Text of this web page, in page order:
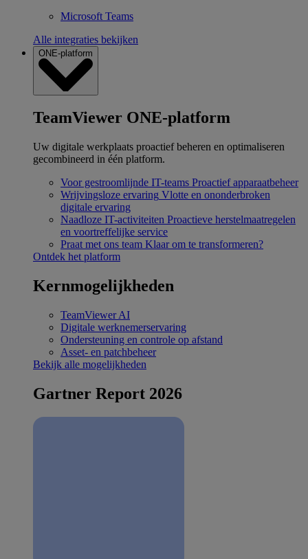
Microsoft Teams
Alle integraties bekijken
ONE-platform
TeamViewer ONE-platform
Uw digitale werkplaats proactief beheren en optimaliseren
gecombineerd in één platform.
Voor gestroomlijnde IT-teams Proactief apparaatbeheer
Wrijvingsloze ervaring Vlotte en ononderbroken
digitale ervaring
Naadloze IT-activiteiten Proactieve herstelmaatregelen
en voortreffelijke service
Praat met ons team Klaar om te transformeren?
Ontdek het platform
Kernmogelijkheden
TeamViewer AI
Digitale werknemerservaring
Ondersteuning en controle op afstand
Asset- en patchbeheer
Bekijk alle mogelijkheden
Gartner Report 2026